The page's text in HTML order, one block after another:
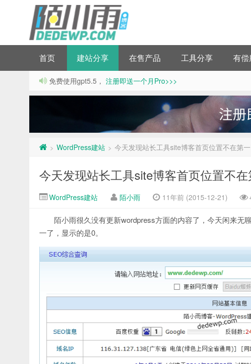
首页 建站分享 在售产品 工具分享 有偿
免费使用gpt5.5， 注册即送一个月Pro>>>
> WordPress建站 > 今天发现站长工具site博客首页位置不在第
今天发现站长工具site博客首页位置不在
WordPress建站 陌小雨 11年前 (2015-12-21)
陌小雨很久没有更新wordpress方面的内容了，今天闲来
一了，显示的是0。